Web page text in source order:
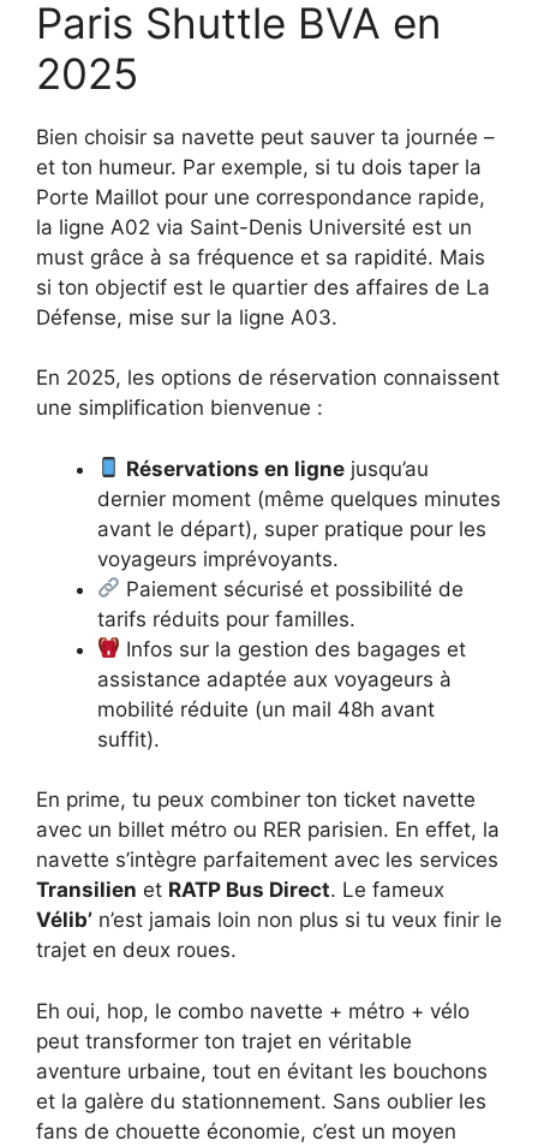
Paris Shuttle BVA en
2025
Bien choisir sa navette peut sauver ta journée –
et ton humeur. Par exemple, si tu dois taper la
Porte Maillot pour une correspondance rapide,
la ligne A02 via Saint-Denis Université est un
must grâce à sa fréquence et sa rapidité. Mais
si ton objectif est le quartier des affaires de La
Défense, mise sur la ligne A03.
En 2025, les options de réservation connaissent
une simplification bienvenue :
Réservations en ligne jusqu’au
dernier moment (même quelques minutes
avant le départ), super pratique pour les
voyageurs imprévoyants.
Paiement sécurisé et possibilité de
tarifs réduits pour familles.
Infos sur la gestion des bagages et
assistance adaptée aux voyageurs à
mobilité réduite (un mail 48h avant
suffit).
En prime, tu peux combiner ton ticket navette
avec un billet métro ou RER parisien. En effet, la
navette s’intègre parfaitement avec les services
Transilien et RATP Bus Direct. Le fameux
Vélib’ n’est jamais loin non plus si tu veux finir le
trajet en deux roues.
Eh oui, hop, le combo navette + métro + vélo
peut transformer ton trajet en véritable
aventure urbaine, tout en évitant les bouchons
et la galère du stationnement. Sans oublier les
fans de chouette économie, c’est un moyen